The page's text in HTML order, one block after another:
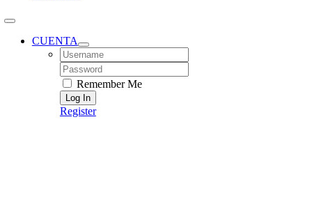
CUENTA
Username:
Password:
Remember Me
Register